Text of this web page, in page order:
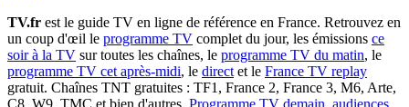
TV.fr est le guide TV en ligne de référence en France. Retrouvez en
un coup d'œil le programme TV complet du jour, les émissions ce
soir à la TV sur toutes les chaînes, le programme TV du matin, le
programme TV cet après-midi, le direct et le France TV replay
gratuit. Chaînes TNT gratuites : TF1, France 2, France 3, M6, Arte,
C8, W9, TMC et bien d'autres. Programme TV demain, audiences